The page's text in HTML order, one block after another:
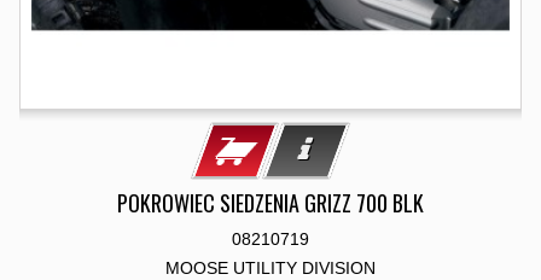
POKROWIEC SIEDZENIA GRIZZ 700 BLK
08210719
MOOSE UTILITY DIVISION